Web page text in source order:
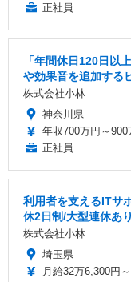
正社員
「年間休日120日以
や効果音を追加する
株式会社小林
神奈川県
年収700万円～900
正社員
利用者を支えるITサ
休2日制/大型連休あり
株式会社小林
埼玉県
月給32万6,300円